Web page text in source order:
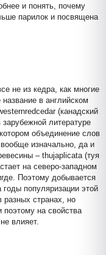
и понять, почему
парилок и посвящена
не из кедра, как многие
в английском
(канадский
литературе
объединение слов
изначально, да и
– thujaplicata (туя
на северо-западном
Поэтому добывается
популяризации этой
разных странах, но
поэтому на свойства
влияет.